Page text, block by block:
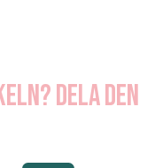
Dela den